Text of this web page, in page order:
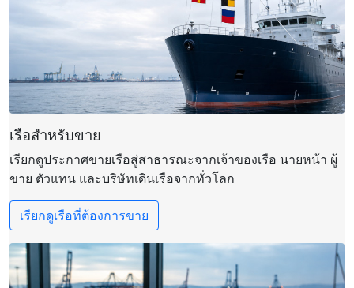
เรือสำหรับขาย
เรียกดูประกาศขายเรือสู่สาธารณะจากเจ้าของเรือ นายหน้า ผู้
ขาย ตัวแทน และบริษัทเดินเรือจากทั่วโลก
เรียกดูเรือที่ต้องการขาย